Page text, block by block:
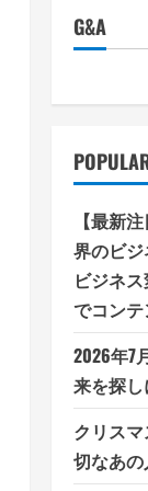
G&A
【最新
界のビ
ビジネ
でコン
2026年7
来を探
クリス
切なあの